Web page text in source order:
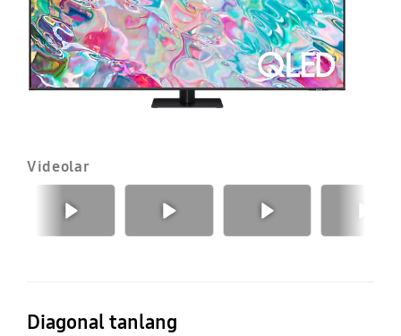
Videolar
Diagonal tanlang